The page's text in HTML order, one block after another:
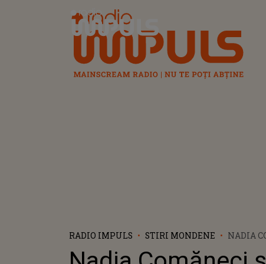
Radio Impuls
RADIO IMPULS STIRI MONDENE
NADIA